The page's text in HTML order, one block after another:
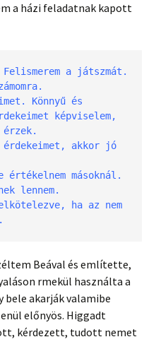
a házi feladatnak kapott
a játszmát.
Könnyű és
képviselem,
érdekeimet, akkor jó
értékelnem másoknál.
lennem.
ha az nem
Beával és említette,
rmekül használta a
bele akarják valamibe
előnyös. Higgadt
kérdezett, tudott nemet